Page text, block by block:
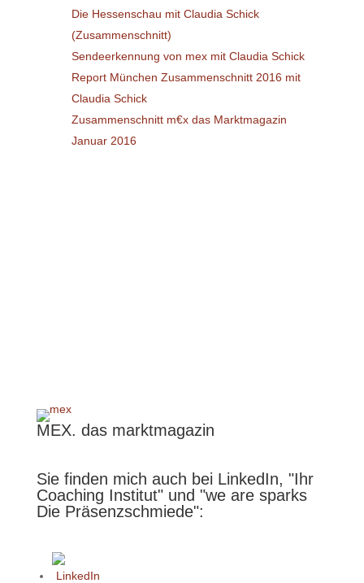
Die Hessenschau mit Claudia Schick
(Zusammenschnitt)
Sendeerkennung von mex mit Claudia Schick
Report München Zusammenschnitt 2016 mit
Claudia Schick
Zusammenschnitt m€x das Marktmagazin
Januar 2016
MEX. das marktmagazin
Sie finden mich auch bei LinkedIn, "Ihr
Coaching Institut" und "we are sparks
Die Präsenzschmiede":